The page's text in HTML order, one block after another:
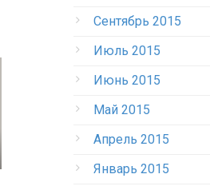
Сентябрь 2015
Июль 2015
Июнь 2015
Май 2015
Апрель 2015
Январь 2015